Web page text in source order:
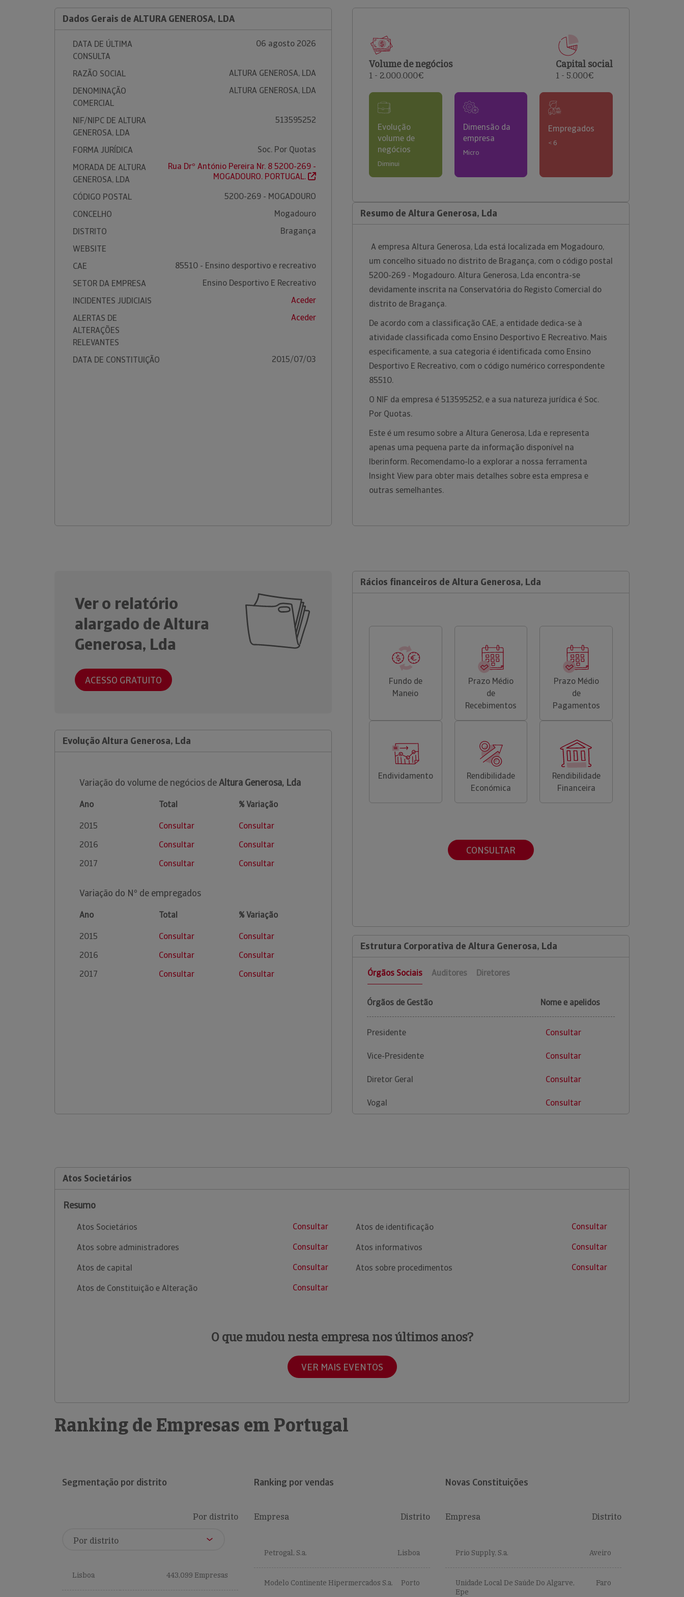
comerciais e analisar o risco de incumprimento dos
Dados Gerais de ALTURA GENEROSA, LDA
DATA DE ÚLTIMA
CONSULTA
06 agosto 2026
RAZÃO SOCIAL
ALTURA GENEROSA, LDA
DENOMINAÇÃO
COMERCIAL
ALTURA GENEROSA, LDA
NIF/NIPC DE ALTURA
GENEROSA, LDA
513595252
FORMA JURÍDICA
Soc. Por Quotas
MORADA DE ALTURA
GENEROSA, LDA
Rua Drº António Pereira Nr. 8 5200-269 -
MOGADOURO. PORTUGAL.
CÓDIGO POSTAL
5200-269 - MOGADOURO
CONCELHO
Mogadouro
DISTRITO
Bragança
WEBSITE
CAE
85510 - Ensino desportivo e recreativo
SETOR DA EMPRESA
Ensino Desportivo E Recreativo
INCIDENTES JUDICIAIS
Aceder
ALERTAS DE
ALTERAÇÕES
RELEVANTES
Aceder
DATA DE CONSTITUIÇÃO 2015/07/03
Volume de negócios
1 - 2.000.000€
Capital social
1 - 5.000€
Evolução
volume de
negócios
Diminui
Dimensão da
empresa
Micro
Empregados
< 6
Resumo de Altura Generosa, Lda
A empresa Altura Generosa, Lda está localizada em Mogadouro,
um concelho situado no distrito de Bragança, com o código postal
5200-269 - Mogadouro. Altura Generosa, Lda encontra-se
devidamente inscrita na Conservatória do Registo Comercial do
distrito de Bragança.
De acordo com a classificação CAE, a entidade dedica-se à
atividade classificada como Ensino Desportivo E Recreativo. Mais
especificamente, a sua categoria é identificada como Ensino
Desportivo E Recreativo, com o código numérico correspondente
85510.
O NIF da empresa é 513595252, e a sua natureza jurídica é Soc.
Por Quotas.
Este é um resumo sobre a Altura Generosa, Lda e representa
apenas uma pequena parte da informação disponível na
Iberinform. Recomendamo-lo a explorar a nossa ferramenta
Insight View para obter mais detalhes sobre esta empresa e
outras semelhantes.
Ver o relatório
alargado de Altura
Generosa, Lda
ACESSO GRATUITO
Evolução Altura Generosa, Lda
Variação do volume de negócios deAltura Generosa, Lda
Ano Total
% Variação
2015
Consultar
Consultar
2016
Consultar
Consultar
2017
Consultar Consultar
Variação do Nº de empregados
Ano Total
% Variação
2015
Consultar
Consultar
2016
Consultar
Consultar
2017
Consultar Consultar
Rácios financeiros de Altura Generosa, Lda
Fundo de
Maneio
Prazo Médio
de
Recebimentos
Prazo Médio
de
Pagamentos
Endividamento
Rendibilidade
Económica
Rendibilidade
Financeira
CONSULTAR
Estrutura Corporativa de Altura Generosa, Lda
Órgãos Sociais Auditores Diretores
Órgãos de Gestão Nome e apelidos
Presidente Consultar
Vice-Presidente Consultar
Diretor Geral Consultar
Vogal Consultar
Atos Societários
Resumo
Atos Societários
Consultar
Atos sobre administradores
Consultar
Atos de capital
Consultar
Atos de Constituição e Alteração
Consultar
Atos de identificação
Consultar
Atos informativos
Consultar
Atos sobre procedimentos
Consultar
O que mudou nesta empresa nos últimos anos?
VER MAIS EVENTOS
Ranking de Empresas em Portugal
Segmentação por distrito
Por distrito
Lisboa 443,099 Empresas
Ranking por vendas
Empresa Distrito
Petrogal, S.a. Lisboa
Modelo Continente Hipermercados S.a. Porto
Novas Constituições
Empresa Distrito
Prio Supply, S.a. Aveiro
Unidade Local De Saúde Do Algarve,
Epe
Faro